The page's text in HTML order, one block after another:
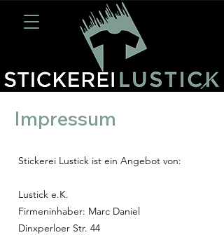
Impressum
Stickerei Lustick ist ein Angebot von:
Lustick e.K.
Firmeninhaber: Marc Daniel
Dinxperloer Str. 44